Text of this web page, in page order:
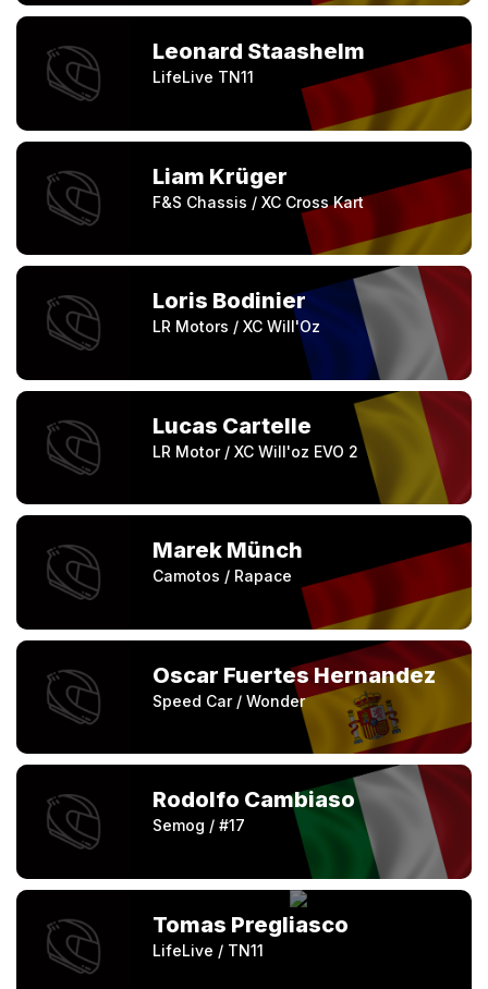
Leonard Staashelm
LifeLive TN11
Liam Krüger
F&S Chassis / XC Cross Kart
Loris Bodinier
LR Motors / XC Will'Oz
Lucas Cartelle
LR Motor / XC Will'oz EVO 2
Marek Münch
Camotos / Rapace
Oscar Fuertes Hernandez
Speed Car / Wonder
Rodolfo Cambiaso
Semog / #17
Tomas Pregliasco
LifeLive / TN11